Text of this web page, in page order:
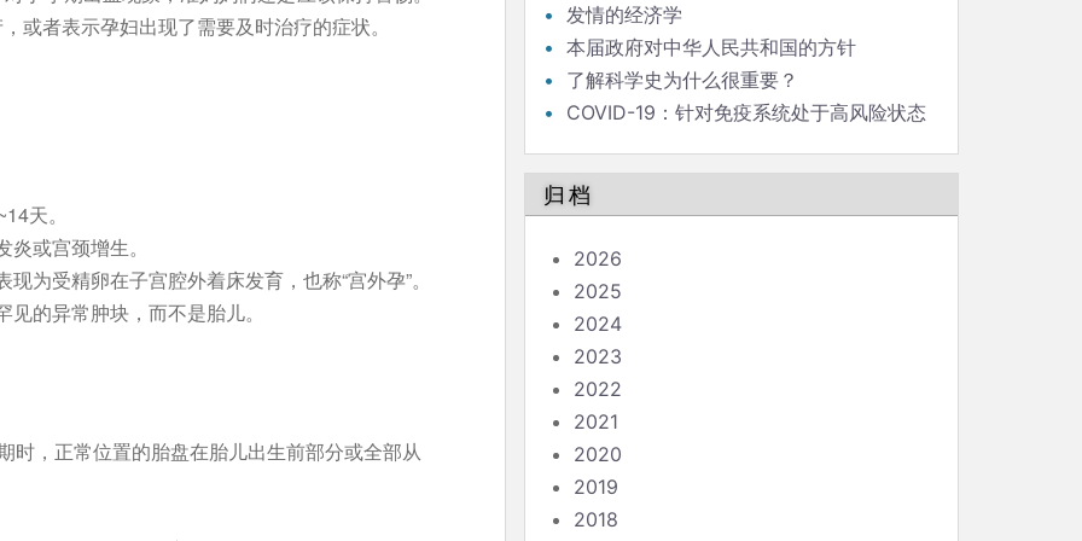
或者表示孕妇出现了需要及时治疗的症状。
天。
或宫颈增生。
为受精卵在子宫腔外着床发育，也称“宫外孕”。
的异常肿块，而不是胎儿。
时，正常位置的胎盘在胎儿出生前部分或全部从
发情的经济学
本届政府对中华人民共和国的方针
了解科学史为什么很重要？
COVID-19：针对免疫系统处于高风险状态
归档
2026
2025
2024
2023
2022
2021
2020
2019
2018